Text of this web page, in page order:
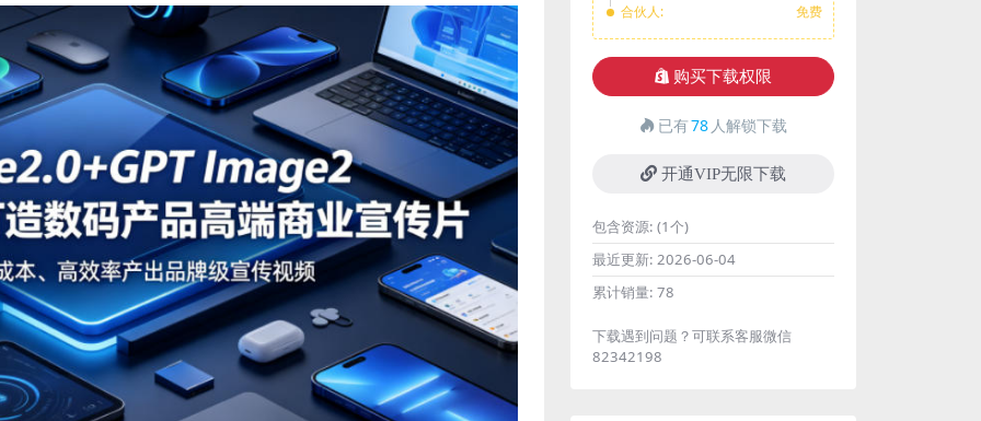
合伙人:
免费
购买下载权限
已有78 人解锁下载
开通VIP无限下载
包含资源: (1个)
最近更新: 2026-06-04
累计销量: 78
下载遇到问题？可联系客服微信
82342198